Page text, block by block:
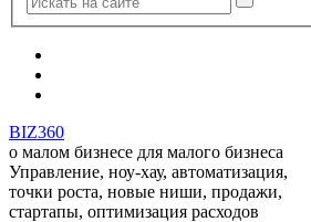
BIZ360
о малом бизнесе для малого бизнеса
Управление, ноу-хау, автоматизация,
точки роста, новые ниши, продажи,
стартапы, оптимизация расходов